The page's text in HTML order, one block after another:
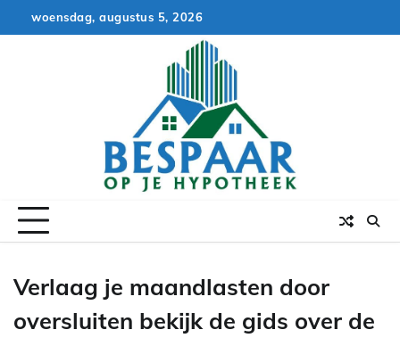
to
woensdag, augustus 5, 2026
Verlaag je maandlasten door
oversluiten bekijk de gids over de